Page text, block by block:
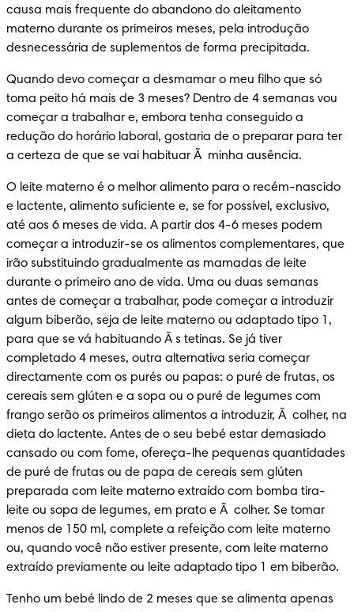
causa mais frequente do abandono do aleitamento
materno durante os primeiros meses, pela introdução
desnecessária de suplementos de forma precipitada.
Quando devo começar a desmamar o meu filho que só
toma peito há mais de 3 meses? Dentro de 4 semanas vou
começar a trabalhar e, embora tenha conseguido a
redução do horário laboral, gostaria de o preparar para ter
a certeza de que se vai habituar Ã  minha ausência.
O leite materno é o melhor alimento para o recém-nascido
e lactente, alimento suficiente e, se for possível, exclusivo,
até aos 6 meses de vida. A partir dos 4-6 meses podem
começar a introduzir-se os alimentos complementares, que
irão substituindo gradualmente as mamadas de leite
durante o primeiro ano de vida. Uma ou duas semanas
antes de começar a trabalhar, pode começar a introduzir
algum biberão, seja de leite materno ou adaptado tipo 1,
para que se vá habituando Ã s tetinas. Se já tiver
completado 4 meses, outra alternativa seria começar
directamente com os purés ou papas: o puré de frutas, os
cereais sem glúten e a sopa ou o puré de legumes com
frango serão os primeiros alimentos a introduzir, Ã  colher, na
dieta do lactente. Antes de o seu bebé estar demasiado
cansado ou com fome, ofereça-lhe pequenas quantidades
de puré de frutas ou de papa de cereais sem glúten
preparada com leite materno extraído com bomba tira-
leite ou sopa de legumes, em prato e Ã  colher. Se tomar
menos de 150 ml, complete a refeição com leite materno
ou, quando você não estiver presente, com leite materno
extraído previamente ou leite adaptado tipo 1 em biberão.
Tenho um bebé lindo de 2 meses que se alimenta apenas